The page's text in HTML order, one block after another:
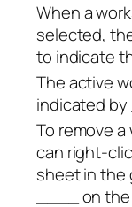
When a
selected,
to indicate
The active
indicated
To remove
can right-
sheet in the
____ on